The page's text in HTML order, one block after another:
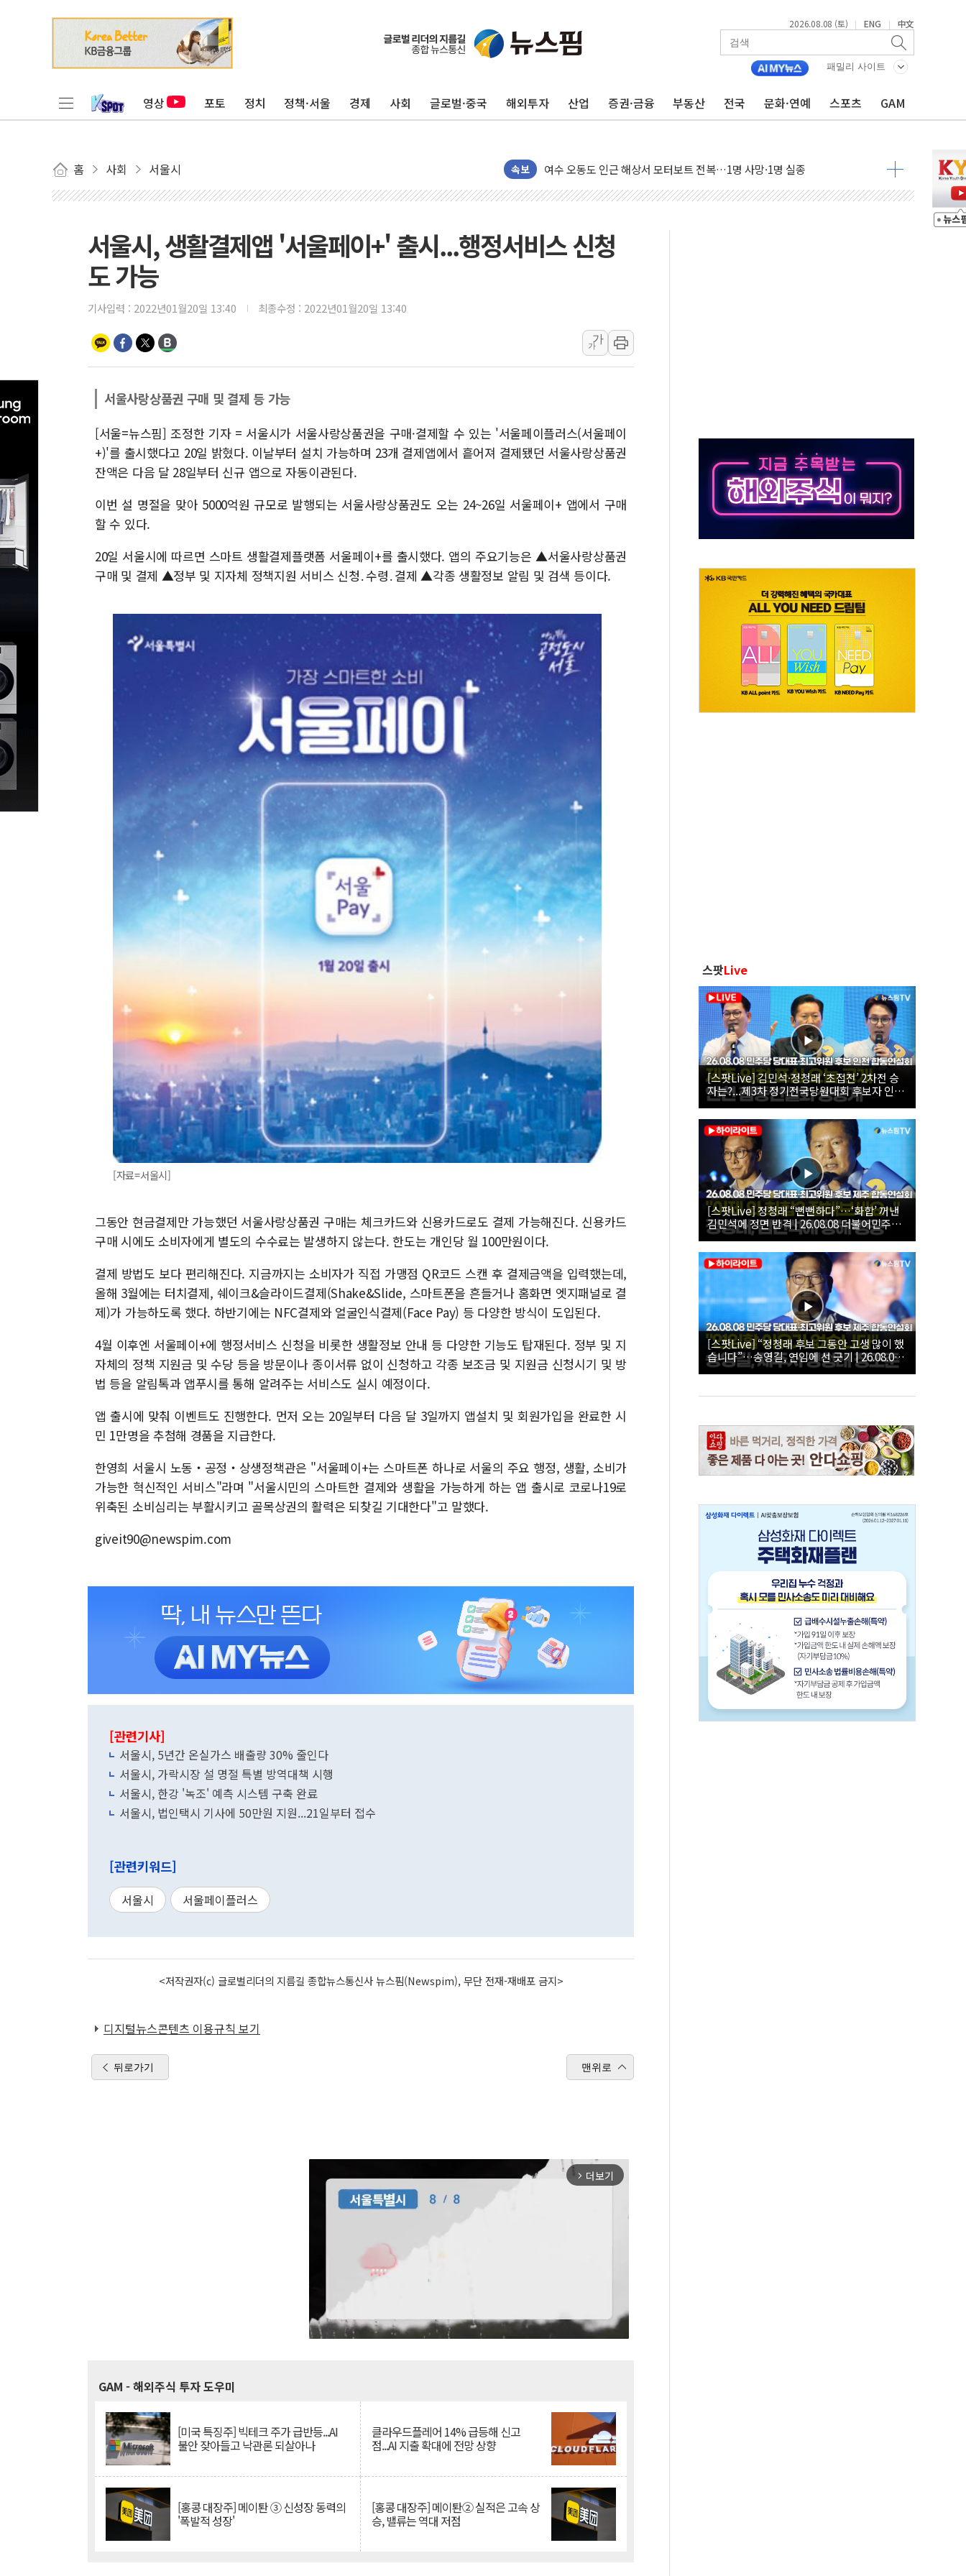
2026.08.08 (토) | ENG | 中文
패밀리 사이트
영상 포토 정치 정책·서울 경제 사회 글로벌·중국 해외투자 산업 증권·금융 부동산 전국 문화·연예 스포츠 GAM
홈 사회 서울시 속보
이번주 국내 주요 금융일정(8.10~8.14)
美, 이란전 출구전략 만지작…공습 한계·탄약 부족 현실화
폐기물 수거하다 참변…60대 환경미화원 수거차에 치여 사망
서울 중랑구 주택가서 흉기 난동…60대 남성 2명 숨져
여수 오동도 인근 해상서 모터보트 전복…1명 사망·1명 실종
추미애, '위안부' 피해자 기림의 날 참석..."국제적 시민 연대로 목소리 내야"
인천서 말다툼 중 어머니 흉기 살해 10대 아들 체포
'화합' 꺼낸 김민석에 '뻔뻔' 받아친 정청래…제주 연설서 신경전 고조
中 전방위 아파트 부양, 수도 베이징도 부동산 규제 철폐
인제 용대리 계곡서 수위 상승으로 피서객 7명 고립…전원 구조
청양 밭에서 일하던 90대 숨져…온열질환 여부 조사
폭염에 車 운전면허 기능시험 오전 집중 편성…체감온도 38도 넘으면 중단
서울시, 생활결제앱 '서울페이+' 출시...행정서비스 신청
도 가능
기사입력 : 2022년01월20일 13:40 최종수정 : 2022년01월20일 13:40
가
가
서울사랑상품권 구매 및 결제 등 가능
[서울=뉴스핌] 조정한 기자 = 서울시가 서울사랑상품권을 구매·결제할 수 있는 '서울페이플러스(서울페이
+)'를 출시했다고 20일 밝혔다. 이날부터 설치 가능하며 23개 결제앱에서 흩어져 결제됐던 서울사랑상품권
잔액은 다음 달 28일부터 신규 앱으로 자동이관된다.
이번 설 명절을 맞아 5000억원 규모로 발행되는 서울사랑상품권도 오는 24~26일 서울페이+ 앱에서 구매
할 수 있다.
20일 서울시에 따르면 스마트 생활결제플랫폼 서울페이+를 출시했다. 앱의 주요기능은 ▲서울사랑상품권
구매 및 결제 ▲정부 및 지자체 정책지원 서비스 신청․수령․결제 ▲각종 생활정보 알림 및 검색 등이다.
[자료=서울시]
그동안 현금결제만 가능했던 서울사랑상품권 구매는 체크카드와 신용카드로도 결제 가능해진다. 신용카드
구매 시에도 소비자에게 별도의 수수료는 발생하지 않는다. 한도는 개인당 월 100만원이다.
결제 방법도 보다 편리해진다. 지금까지는 소비자가 직접 가맹점 QR코드 스캔 후 결제금액을 입력했는데,
올해 3월에는 터치결제, 쉐이크&슬라이드결제(Shake&Slide, 스마트폰을 흔들거나 홈화면 엣지패널로 결
제)가 가능하도록 했다. 하반기에는 NFC결제와 얼굴인식결제(Face Pay) 등 다양한 방식이 도입된다.
4월 이후엔 서울페이+에 행정서비스 신청을 비롯한 생활정보 안내 등 다양한 기능도 탑재된다. 정부 및 지
자체의 정책 지원금 및 수당 등을 방문이나 종이서류 없이 신청하고 각종 보조금 및 지원금 신청시기 및 방
법 등을 알림톡과 앱푸시를 통해 알려주는 서비스도 실시 예정이다.
앱 출시에 맞춰 이벤트도 진행한다. 먼저 오는 20일부터 다음 달 3일까지 앱설치 및 회원가입을 완료한 시
민 1만명을 추첨해 경품을 지급한다.
한영희 서울시 노동‧공정‧상생정책관은 "서울페이+는 스마트폰 하나로 서울의 주요 행정, 생활, 소비가
가능한 혁신적인 서비스"라며 "서울시민의 스마트한 결제와 생활을 가능하게 하는 앱 출시로 코로나19로
위축된 소비심리는 부활시키고 골목상권의 활력은 되찾길 기대한다"고 말했다.
giveit90@newspim.com
[관련기사]
서울시, 5년간 온실가스 배출량 30% 줄인다
서울시, 가락시장 설 명절 특별 방역대책 시행
서울시, 한강 '녹조' 예측 시스템 구축 완료
서울시, 법인택시 기사에 50만원 지원...21일부터 접수
[관련키워드]
서울시 서울페이플러스
<저작권자(c) 글로벌리더의 지름길 종합뉴스통신사 뉴스핌(Newspim), 무단 전재-재배포 금지>
디지털뉴스콘텐츠 이용규칙 보기
뒤로가기 맨위로
arrow_forward_ios 더보기
GAM - 해외주식 투자 도우미
[미국 특징주] 빅테크 주가 급반등...AI
불안 잦아들고 낙관론 되살아나
클라우드플레어 14% 급등해 신고
점...AI 지출 확대에 전망 상향
[홍콩 대장주] 메이퇀 ③ 신성장 동력의
'폭발적 성장'
[홍콩 대장주] 메이퇀② 실적은 고속 상
승, 밸류는 역대 저점
스팟Live
[스팟Live] 김민석·정청래 ‘초접전’ 2차전 승
자는?...제3차 정기전국당원대회 후보자 인천
합동연설회 생중계 | 26.08.08
[스팟Live] 정청래 “뻔뻔하다”…‘화합’ 꺼낸
김민석에 정면 반격 | 26.08.08 더불어민주당
당대표·최고위원 후보 제주 합동연설회
[스팟Live] “정청래 후보 그동안 고생 많이 했
습니다”…송영길, 연임에 선 긋기 | 26.08.08
더불어민주당 당대표·최고위원 후보 제주 합